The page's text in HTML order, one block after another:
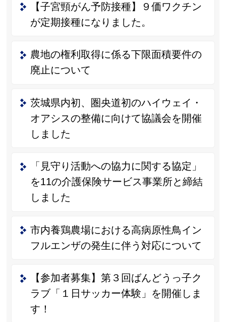
【子宮頸がん予防接種】９価ワクチン
が定期接種になりました。
農地の権利取得に係る下限面積要件の
廃止について
茨城県内初、圏央道初のハイウェイ・
オアシスの整備に向けて協議会を開催
しました
「見守り活動への協力に関する協定」
を11の介護保険サービス事業所と締結
しました
市内養鶏農場における高病原性鳥イン
フルエンザの発生に伴う対応について
【参加者募集】第３回ばんどうっ子ク
ラブ「１日サッカー体験」を開催しま
す！